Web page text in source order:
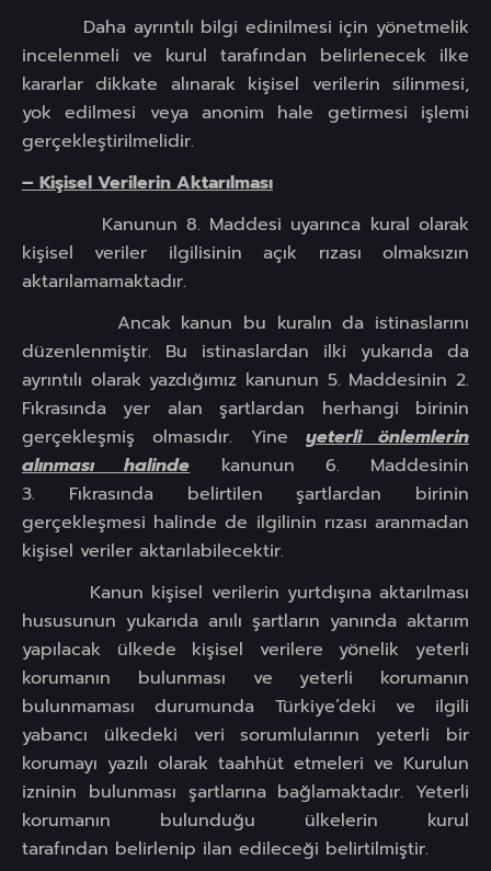
Daha ayrıntılı bilgi edinilmesi için yönetmelik
incelenmeli ve kurul tarafından belirlenecek ilke
kararlar dikkate alınarak kişisel verilerin silinmesi,
yok edilmesi veya anonim hale getirmesi işlemi
gerçekleştirilmelidir.
– Kişisel Verilerin Aktarılması
Kanunun 8. Maddesi uyarınca kural olarak
kişisel veriler ilgilisinin açık rızası olmaksızın
aktarılamamaktadır.
Ancak kanun bu kuralın da istinaslarını
düzenlenmiştir. Bu istinaslardan ilki yukarıda da
ayrıntılı olarak yazdığımız kanunun 5. Maddesinin 2.
Fıkrasında yer alan şartlardan herhangi birinin
gerçekleşmiş olmasıdır. Yine yeterli önlemlerin
alınması halindekanunun 6. Maddesinin
3. Fıkrasında belirtilen şartlardan birinin
gerçekleşmesi halinde de ilgilinin rızası aranmadan
kişisel veriler aktarılabilecektir.
Kanun kişisel verilerin yurtdışına aktarılması
hususunun yukarıda anılı şartların yanında aktarım
yapılacak ülkede kişisel verilere yönelik yeterli
korumanın bulunması ve yeterli korumanın
bulunmaması durumunda Türkiye’deki ve ilgili
yabancı ülkedeki veri sorumlularının yeterli bir
korumayı yazılı olarak taahhüt etmeleri ve Kurulun
izninin bulunması şartlarına bağlamaktadır. Yeterli
korumanın bulunduğu ülkelerin kurul
tarafından belirlenip ilan edileceği belirtilmiştir.